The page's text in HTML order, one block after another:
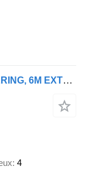
Kel-Berg 4 AXLE , LAST 2 AXLE STEERING, 6M EXTENDABLE
4